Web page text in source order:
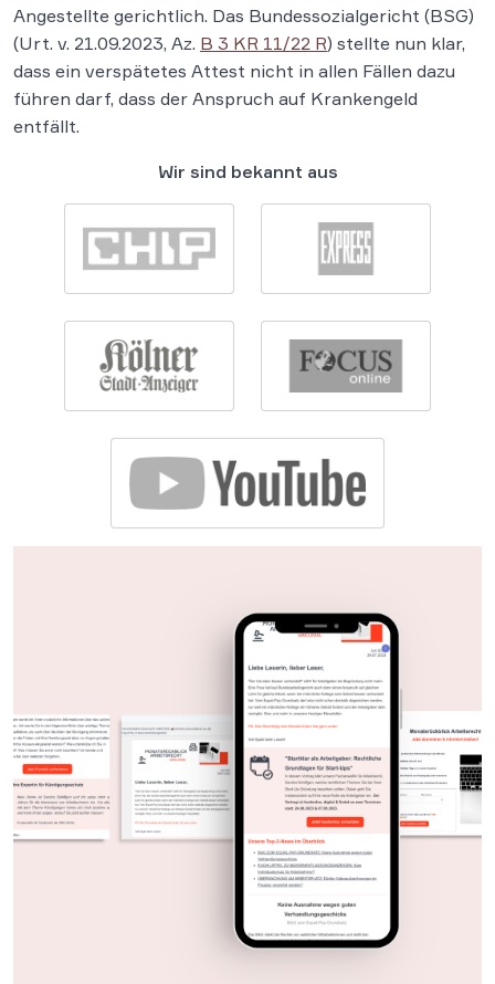
Angestellte gerichtlich. Das Bundessozialgericht (BSG)
(Urt. v. 21.09.2023, Az. B 3 KR 11/22 R) stellte nun klar,
dass ein verspätetes Attest nicht in allen Fällen dazu
führen darf, dass der Anspruch auf Krankengeld
entfällt.
Wir sind bekannt aus